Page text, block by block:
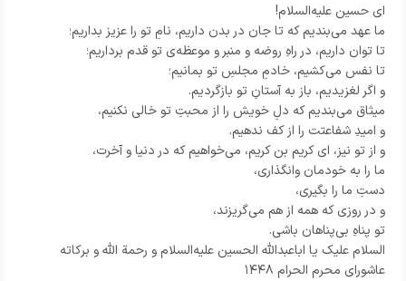
ای حسین علیه‌السلام!
ما عهد می‌بندیم که تا جان در بدن داریم، نامِ تو را عزیز بداریم؛
تا توان داریم، در راهِ روضه و منبر و موعظه‌ی تو قدم برداریم؛
تا نفس می‌کشیم، خادمِ مجلسِ تو بمانیم؛
و اگر لغزیدیم، باز به آستانِ تو بازگردیم.
میثاق می‌بندیم که دلِ خویش را از محبتِ تو خالی نکنیم،
و امیدِ شفاعتت را از کف ندهیم.
و از تو نیز، ای کریم بن کریم، می‌خواهیم که در دنیا و آخرت،
ما را به خودمان وانگذاری،
دستِ ما را بگیری،
و در روزی که همه از هم می‌گریزند،
تو پناهِ بی‌پناهان باشی.
السلام علیک یا اباعبدالله الحسین علیه‌السلام و رحمة الله و برکاته
عاشورای محرم الحرام ۱۴۴۸